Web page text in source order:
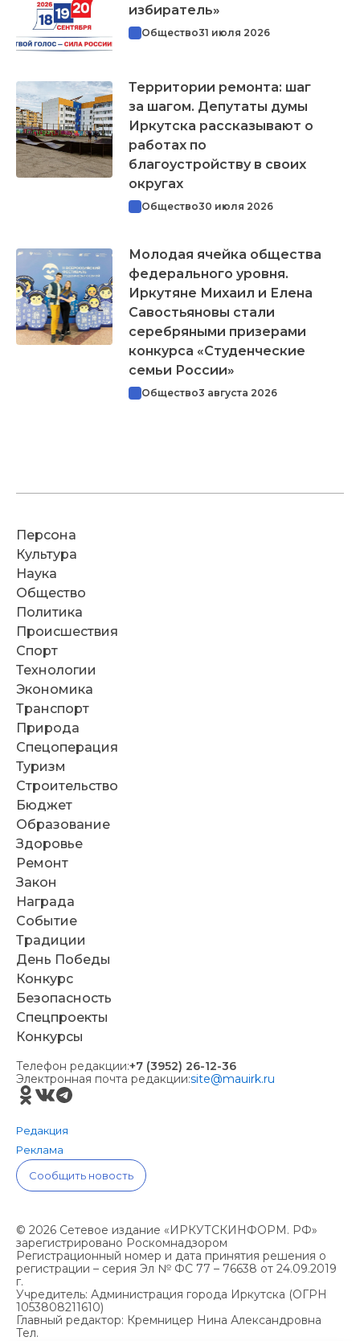
избиратель»
Общество31 июля 2026
Территории ремонта: шаг
за шагом. Депутаты думы
Иркутска рассказывают о
работах по
благоустройству в своих
округах
Общество30 июля 2026
Молодая ячейка общества
федерального уровня.
Иркутяне Михаил и Елена
Савостьяновы стали
серебряными призерами
конкурса «Студенческие
семьи России»
Общество3 августа 2026
Персона
Культура
Наука
Общество
Политика
Происшествия
Спорт
Технологии
Экономика
Транспорт
Природа
Спецоперация
Туризм
Строительство
Бюджет
Образование
Здоровье
Ремонт
Закон
Награда
Событие
Традиции
День Победы
Конкурс
Безопасность
Спецпроекты
Конкурсы
Телефон редакции:+7 (3952) 26-12-36
Электронная почта редакции:site@mauirk.ru
Редакция
Реклама
Сообщить новость
© 2026 Сетевое издание «ИРКУТСКИНФОРМ. РФ»
зарегистрировано Роскомнадзором
Регистрационный номер и дата принятия решения о
регистрации – серия Эл № ФС 77 – 76638 от 24.09.2019
г.
Учредитель: Администрация города Иркутска (ОГРН
1053808211610)
Главный редактор: Кремницер Нина Александровна
Тел.